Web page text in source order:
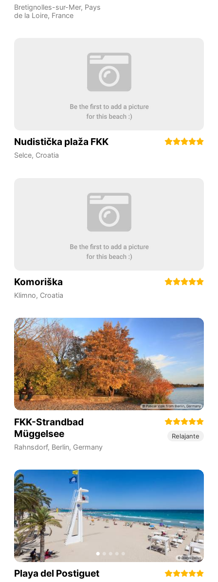
Bretignolles-sur-Mer, Pays
de la Loire, France
Nudistička plaža FKK
Selce, Croatia
Komoriška
Klimno, Croatia
FKK-Strandbad
Müggelsee
Rahnsdorf, Berlin, Germany
Relajante
Playa del Postiguet